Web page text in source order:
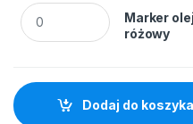
Marker olejowy MUNGYO
Marker
różowy
Dodaj do koszyka